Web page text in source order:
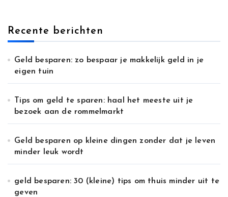
Recente berichten
Geld besparen: zo bespaar je makkelijk geld in je
eigen tuin
Tips om geld te sparen: haal het meeste uit je
bezoek aan de rommelmarkt
Geld besparen op kleine dingen zonder dat je leven
minder leuk wordt
geld besparen: 30 (kleine) tips om thuis minder uit te
geven